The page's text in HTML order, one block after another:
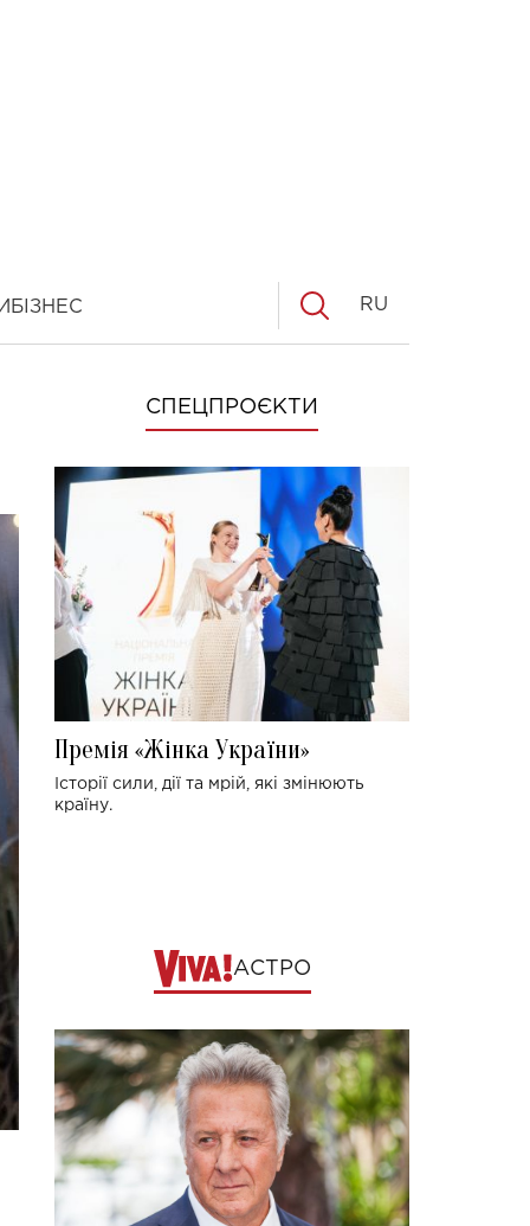
БІЗНЕС RU
СПЕЦПРОЄКТИ
Премія «Жінка України»
Історії сили, дії та мрій, які змінюють
країну.
АСТРО